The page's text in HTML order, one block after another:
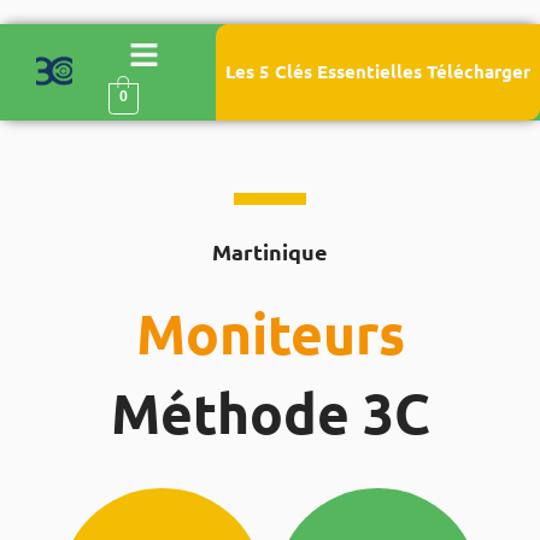
0
Les 5 Clés Essentielles Télécharger
Martinique
Moniteurs
Méthode 3C